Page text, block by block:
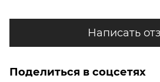
Написать
Поделиться в соцсетях